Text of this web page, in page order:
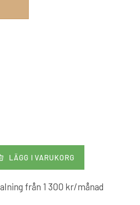
LÄGG I VARUKORG
från 1 300 kr/månad